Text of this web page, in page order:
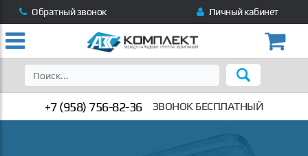
Обратный звонок Личный кабинет
+7 (958) 756-82-36 ЗВОНОК БЕСПЛАТНЫЙ